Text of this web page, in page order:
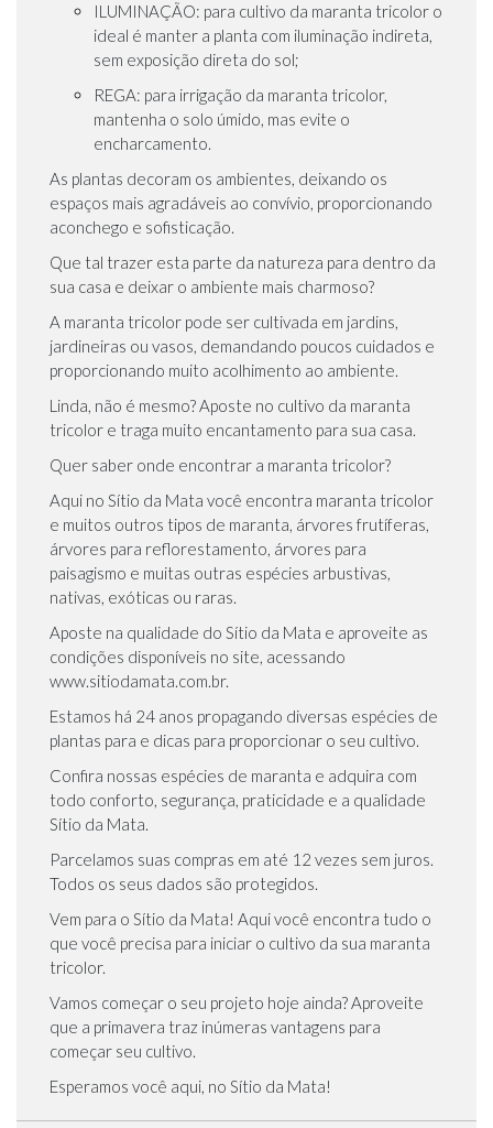
ILUMINAÇÃO: para cultivo da maranta tricolor o
ideal é manter a planta com iluminação indireta,
sem exposição direta do sol;
REGA: para irrigação da maranta tricolor,
mantenha o solo úmido, mas evite o
encharcamento.
As plantas decoram os ambientes, deixando os
espaços mais agradáveis ao convívio, proporcionando
aconchego e sofisticação.
Que tal trazer esta parte da natureza para dentro da
sua casa e deixar o ambiente mais charmoso?
A maranta tricolor pode ser cultivada em jardins,
jardineiras ou vasos, demandando poucos cuidados e
proporcionando muito acolhimento ao ambiente.
Linda, não é mesmo? Aposte no cultivo da maranta
tricolor e traga muito encantamento para sua casa.
Quer saber onde encontrar a maranta tricolor?
Aqui no Sítio da Mata você encontra maranta tricolor
e muitos outros tipos de maranta, árvores frutíferas,
árvores para reflorestamento, árvores para
paisagismo e muitas outras espécies arbustivas,
nativas, exóticas ou raras.
Aposte na qualidade do Sítio da Mata e aproveite as
condições disponíveis no site, acessando
www.sitiodamata.com.br.
Estamos há 24 anos propagando diversas espécies de
plantas para e dicas para proporcionar o seu cultivo.
Confira nossas espécies de maranta e adquira com
todo conforto, segurança, praticidade e a qualidade
Sítio da Mata.
Parcelamos suas compras em até 12 vezes sem juros.
Todos os seus dados são protegidos.
Vem para o Sítio da Mata! Aqui você encontra tudo o
que você precisa para iniciar o cultivo da sua maranta
tricolor.
Vamos começar o seu projeto hoje ainda? Aproveite
que a primavera traz inúmeras vantagens para
começar seu cultivo.
Esperamos você aqui, no Sítio da Mata!